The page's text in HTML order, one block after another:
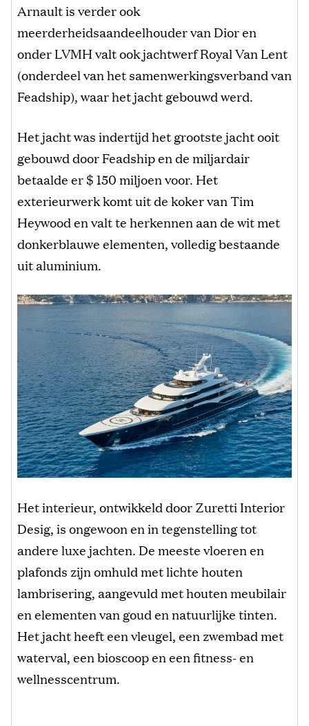
Arnault is verder ook
meerderheidsaandeelhouder van Dior en
onder LVMH valt ook jachtwerf Royal Van Lent
(onderdeel van het samenwerkingsverband van
Feadship), waar het jacht gebouwd werd.
Het jacht was indertijd het grootste jacht ooit
gebouwd door Feadship en de miljardair
betaalde er $ 150 miljoen voor. Het
exterieurwerk komt uit de koker van Tim
Heywood en valt te herkennen aan de wit met
donkerblauwe elementen, volledig bestaande
uit aluminium.
Het interieur, ontwikkeld door Zuretti Interior
Desig, is ongewoon en in tegenstelling tot
andere luxe jachten. De meeste vloeren en
plafonds zijn omhuld met lichte houten
lambrisering, aangevuld met houten meubilair
en elementen van goud en natuurlijke tinten.
Het jacht heeft een vleugel, een zwembad met
waterval, een bioscoop en een fitness- en
wellnesscentrum.